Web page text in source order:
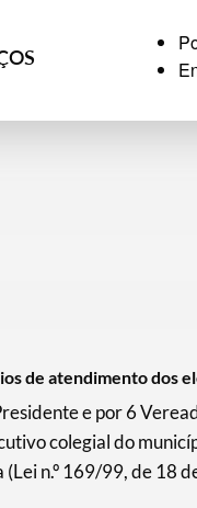
de atendimento dos
e por 6
colegial do
n.º 169/99, de 18